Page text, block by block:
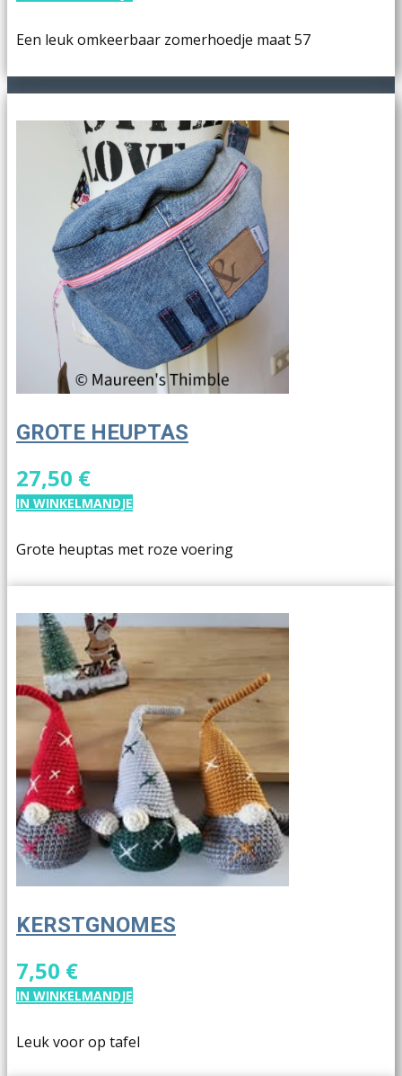
Een leuk omkeerbaar zomerhoedje maat 57
GROTE HEUPTAS
27,50 €
IN WINKELMANDJE
Grote heuptas met roze voering
KERSTGNOMES
7,50 €
IN WINKELMANDJE
Leuk voor op tafel